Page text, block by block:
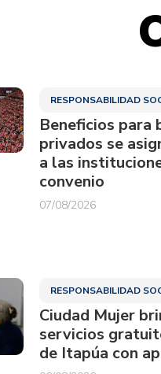
RESPONSABILIDAD
Beneficios para
privados se
a las
convenio
07/08/2026
RESPONSABILIDAD
Ciudad Mujer
servicios
de Itapúa con